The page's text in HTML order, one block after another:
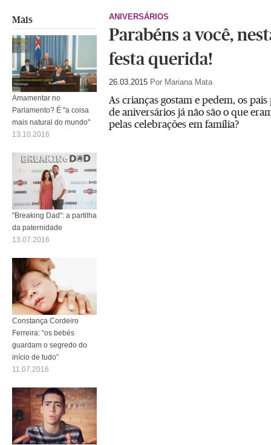
ANIVERSÁRIOS
Parabéns a você,
festa querida!
26.03.2015 Por Mariana Mata
As crianças gostam e pedem, os pais
de aniversários já não são o que
pelas celebrações em família?
Mais
Amamentar no
Parlamento? É "a coisa
mais natural do mundo"
13.10.2016
"Breaking Dad": a partilha
da paternidade
13.07.2016
Constança Cordeiro
Ferreira: “os bebés
guardam o segredo do
início de tudo”
11.07.2016